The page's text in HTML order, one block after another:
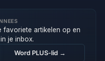
favoriete artikelen op en
je inbox.
Word PLUS-lid →